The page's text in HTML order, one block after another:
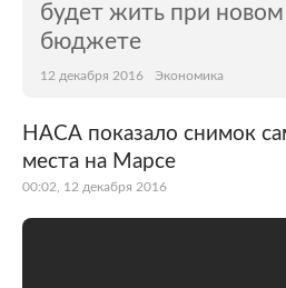
будет жить при
бюджете
12 декабря 2016 Экономика
НАСА показало снимок
места на Марсе
00:02, 12 декабря 2016